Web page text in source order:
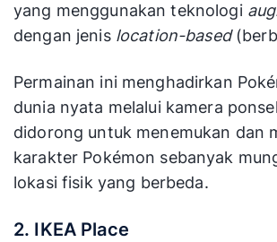
yang menggunakan teknologi
dengan jenis location-based
Permainan ini menghadirkan
dunia nyata melalui kamera
didorong untuk menemukan dan
karakter Pokémon sebanyak
lokasi fisik yang berbeda.
2. IKEA Place